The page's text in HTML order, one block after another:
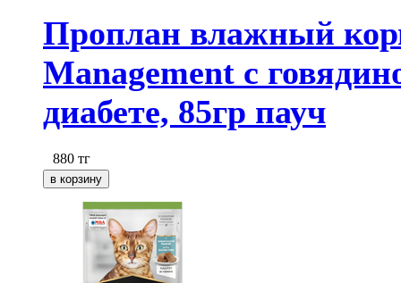
Проплан влажный
Management с
диабете, 85гр пауч
880 тг